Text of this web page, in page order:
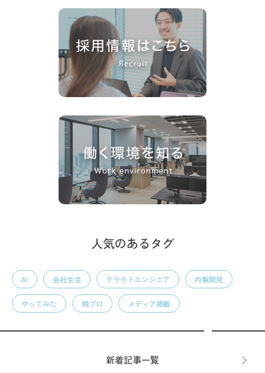
人気のあるタグ
AI 会社生活 クラウドエンジニア 内製開発
やってみた 競プロ メディア掲載
新着記事一覧